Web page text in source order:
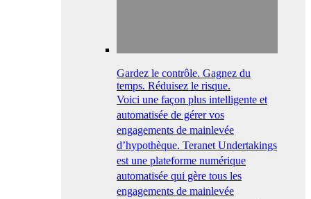
Gardez le contrôle. Gagnez du
temps. Réduisez le risque.
Voici une façon plus intelligente et
automatisée de gérer vos
engagements de mainlevée
d’hypothèque. Teranet Undertakings
est une plateforme numérique
automatisée qui gère tous les
engagements de mainlevée